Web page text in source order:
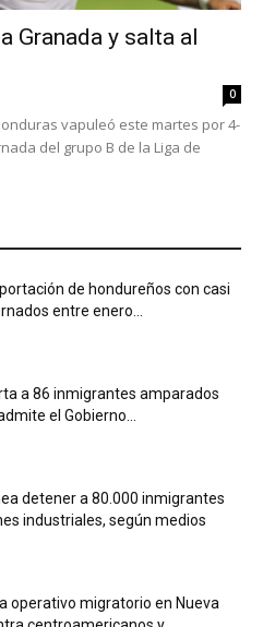
Granada y salta al
0
vapuleó este martes por 4-
del grupo B de la Liga de
de hondureños con casi
entre enero...
a 86 inmigrantes amparados
el Gobierno...
detener a 80.000 inmigrantes
industriales, según medios
operativo migratorio en Nueva